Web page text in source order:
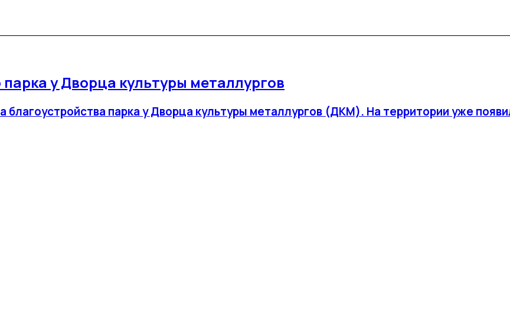
у Дворца культуры металлургов
благоустройства парка у Дворца культуры металлургов (ДКМ). На территории уже